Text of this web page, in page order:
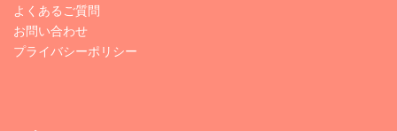
よくあるご質問
お問い合わせ
プライバシーポリシー